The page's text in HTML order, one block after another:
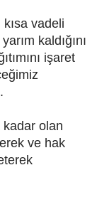
vadeli
kaldığını
işaret
kadar olan
ve hak